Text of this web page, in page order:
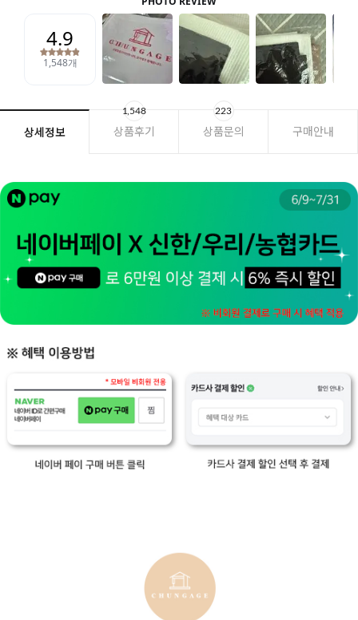
상세정보 상품후기
1,548
상품문의
223
구매안내